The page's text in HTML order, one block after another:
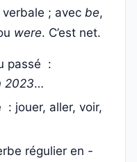
; avec be,
were. C’est net.
passé :
2023…
: jouer, aller, voir,
régulier en -